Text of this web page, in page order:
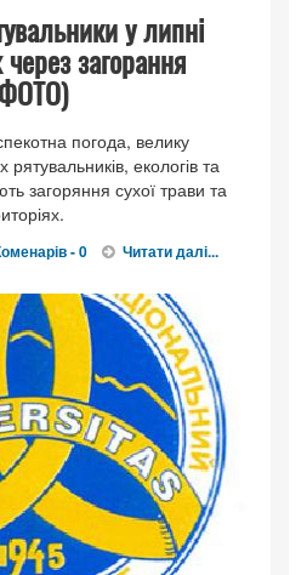
у липні
загорання
погода, велику
рятувальників, екологів та
загоряння сухої трави та
- 0 Читати далі...